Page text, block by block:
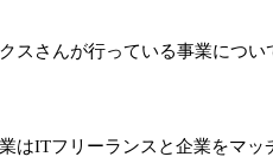
スさんが行っている事業につい
はITフリーランスと企業をマ